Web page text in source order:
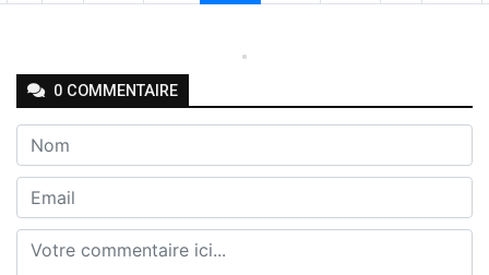
Chargement des commentaires...
0 COMMENTAIRE